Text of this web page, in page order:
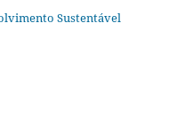
Sustentável